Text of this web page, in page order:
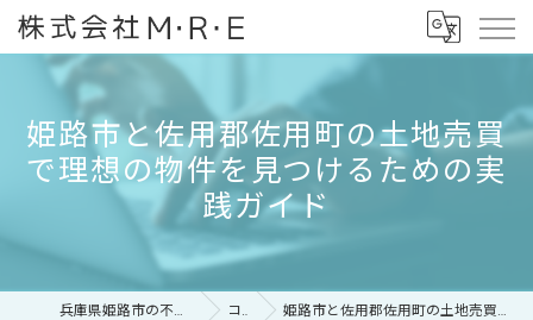
姫路市と佐用郡佐用町の土地売買
で理想の物件を見つけるための実
践ガイド
兵庫県姫路市の不動産なら株式会社M・R・E コラム 姫路市と佐用郡佐用町の土地売買で理想の物件を見つけるための実践ガイド